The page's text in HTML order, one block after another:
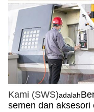
Kami (SWS)adalah
semen dan aksesori